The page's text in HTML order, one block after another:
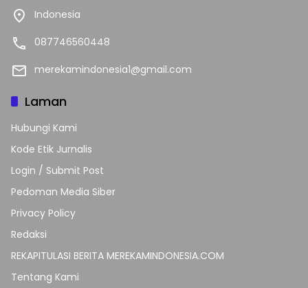
Indonesia
087746560448
merekamindonesia1@gmail.com
Laman
Hubungi Kami
Kode Etik Jurnalis
Login / Submit Post
Pedoman Media Siber
Privacy Policy
Redaksi
REKAPITULASI BERITA MEREKAMINDONESIA.COM
Tentang Kami